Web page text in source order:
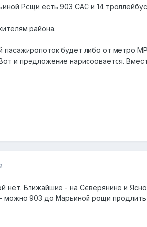
Рощи есть 903 САС и 14
района.
пасажиропоток будет либо от метро
и предложение нарисоовается.
нет. Ближайшие - на Северянине и
можно 903 до Марьиной рощи продлить